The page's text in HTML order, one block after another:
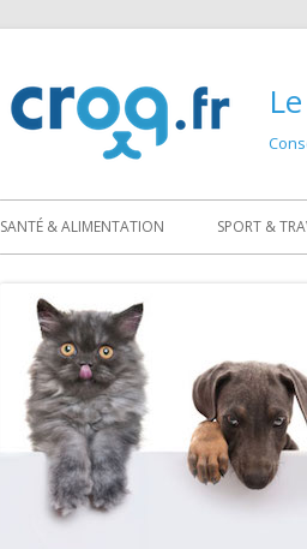
SANTÉ & ALIMENTATION SPORT &